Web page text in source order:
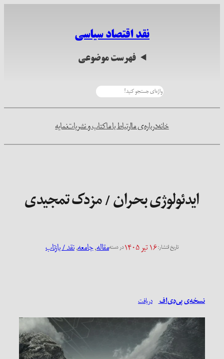
نقد اقتصاد سیاسی
فهرست موضوعی
خانهدرباره‌ی ماارتباط با ماکتاب و نشریاتنمایه
ایدئولوژی بحران / مزدک تمجیدی
تاریخ انتشار:۱۶ تیر ۱۴۰۵ در دستهمقاله, جامعه, نقد / بازتاب
نسخه‌ی پی‌دی‌اف دریافت